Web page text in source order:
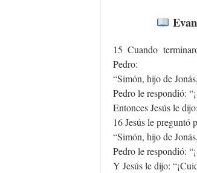
15 Cuando
Pedro:
“Simón, hijo de
Pedro le respondió:
Entonces Jesús le
16 Jesús le preguntó
“Simón, hijo de
Pedro le respondió:
Y Jesús le dijo: